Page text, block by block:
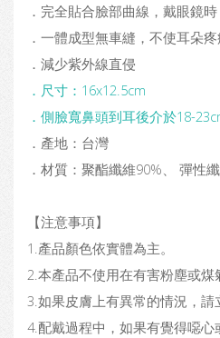
．完全貼合臉部曲線，戴眼鏡
．一體成型無車縫，不使耳朵疼
．減少紫外線直侵
．尺寸：16x12.5cm
．側臉寬鼻頭到耳後介於18-
．產地：台灣
．材質：聚酯纖維90%、 彈性
【注意事項】
1.產品顏色依實體為主。
2.本產品不使用在有害粉塵或煤
3.如果皮膚上有異常的情況，請
4.配戴過程中，如果有覺得噁